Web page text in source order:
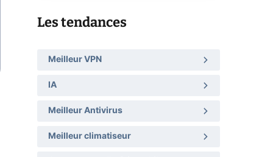
Les tendances
Meilleur VPN
IA
Meilleur Antivirus
Meilleur climatiseur